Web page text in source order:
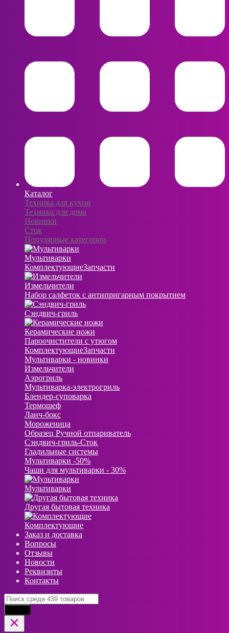
Каталог
Техника для кухни
Техника для дома
Новинки
Сток
Популярные категории
Мультиварки
КомплектующиеЗапчасти
Измельчители
Набор салфеток с антипригарным покрытием
Сэндвич-гриль
Керамические ножи
Пароочистители с утюгом
КомплектующиеЗапчасти
Мультиварки - новинки
Измельчители
Аэрогриль
Мультиварка-электрогриль
Блендер-суповарка
Термошеф
Ланч-бокс
Мороженица
Образец Ручной отпариватель
Сэндвич-гриль-Сток
Гладильные системы
Мультиварки -50%
Чаши для мультиварки - 30%
Мультиварки
Другая бытовая техника
Комплектующие
Заказ и доставка
Вопросы
Отзывы
Новости
Реквизиты
Контакты